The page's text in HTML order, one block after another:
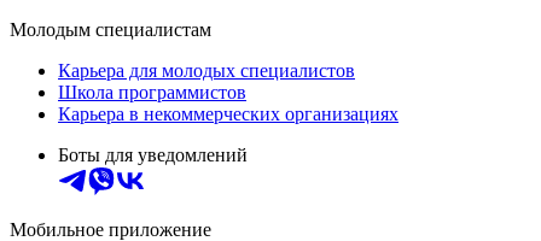
Молодым специалистам
Карьера для молодых специалистов
Школа программистов
Карьера в некоммерческих организациях
Боты для уведомлений
Мобильное приложение